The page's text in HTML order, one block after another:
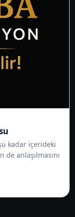
kadar içerideki
anlaşılmasını